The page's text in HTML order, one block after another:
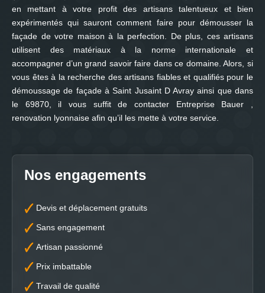
en mettant à votre profit des artisans talentueux et bien
expérimentés qui sauront comment faire pour démousser la
façade de votre maison à la perfection. De plus, ces artisans
utilisent des matériaux à la norme internationale et
accompagner d’un grand savoir faire dans ce domaine. Alors, si
vous êtes à la recherche des artisans fiables et qualifiés pour le
démoussage de façade à Saint Jusaint D Avray ainsi que dans
le 69870, il vous suffit de contacter Entreprise Bauer ,
renovation lyonnaise afin qu’il les mette à votre service.
Nos engagements
Devis et déplacement gratuits
Sans engagement
Artisan passionné
Prix imbattable
Travail de qualité